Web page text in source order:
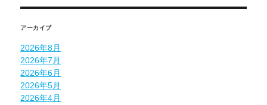
アーカイブ
2026年8月
2026年7月
2026年6月
2026年5月
2026年4月